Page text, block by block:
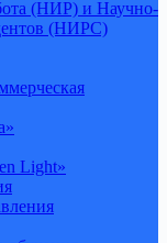
(НИР) и Научно-
(НИРС)
Light»